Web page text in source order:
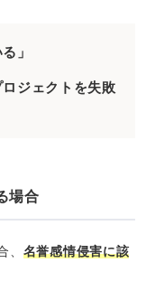
」
ロジェクトを失敗
場合
、 名誉感情侵害に該